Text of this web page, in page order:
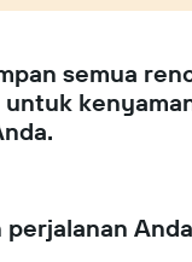
semua
perjalanan Anda